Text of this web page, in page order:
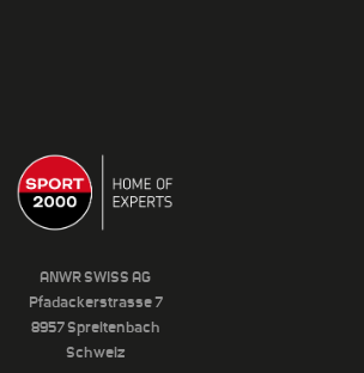
ANWR SWISS AG
Pfadackerstrasse 7
8957 Spreitenbach
Schweiz